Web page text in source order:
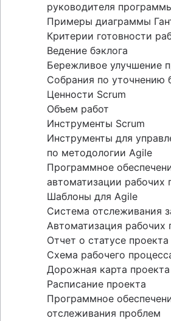
руководителя
Примеры диаграммы
Критерии готовности
Ведение бэклога
Бережливое улучшение
Собрания по уточнению
Ценности Scrum
Объем работ
Инструменты Scrum
Инструменты для
по методологии Agile
Программное
автоматизации рабочих
Шаблоны для Agile
Система отслеживания
Автоматизация рабочих
Отчет о статусе проекта
Схема рабочего
Дорожная карта проекта
Расписание проекта
Программное
отслеживания проблем